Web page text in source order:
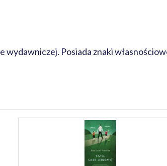
wydawniczej. Posiada znaki